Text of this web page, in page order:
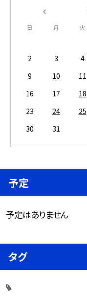
日 月 火
2
3 4
9
10 11
16
17 18
23
24 25
30
31
予定
予定はありません
タグ